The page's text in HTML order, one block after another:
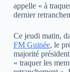
appelle « à
dernier
Ce jeudi matin,
FM Guinée, le
majorité
« traquer les